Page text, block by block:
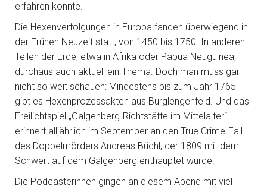
erfahren konnte.
Die Hexenverfolgungen in Europa fanden überwiegend in
der Frühen Neuzeit statt, von 1450 bis 1750. In anderen
Teilen der Erde, etwa in Afrika oder Papua Neuguinea,
durchaus auch aktuell ein Thema. Doch man muss gar
nicht so weit schauen: Mindestens bis zum Jahr 1765
gibt es Hexenprozessakten aus Burglengenfeld. Und das
Freilichtspiel „Galgenberg-Richtstätte im Mittelalter“
erinnert alljährlich im September an den True Crime-Fall
des Doppelmörders Andreas Büchl, der 1809 mit dem
Schwert auf dem Galgenberg enthauptet wurde.
Die Podcasterinnen gingen an diesem Abend mit viel